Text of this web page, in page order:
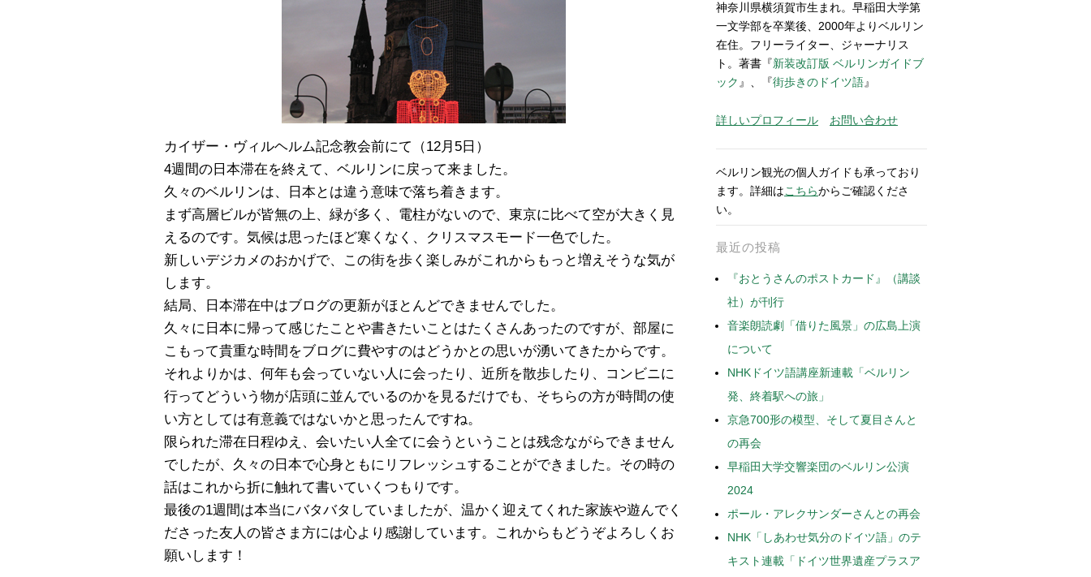
カイザー・ヴィルヘルム記念教会前にて（12月5日）
4週間の日本滞在を終えて、ベルリンに戻って来ました。
久々のベルリンは、日本とは違う意味で落ち着きます。
まず高層ビルが皆無の上、緑が多く、電柱がないので、東京に比べて空が大きく見
えるのです。気候は思ったほど寒くなく、クリスマスモード一色でした。
新しいデジカメのおかげで、この街を歩く楽しみがこれからもっと増えそうな気が
します。
結局、日本滞在中はブログの更新がほとんどできませんでした。
久々に日本に帰って感じたことや書きたいことはたくさんあったのですが、部屋に
こもって貴重な時間をブログに費やすのはどうかとの思いが湧いてきたからです。
それよりかは、何年も会っていない人に会ったり、近所を散歩したり、コンビニに
行ってどういう物が店頭に並んでいるのかを見るだけでも、そちらの方が時間の使
い方としては有意義ではないかと思ったんですね。
限られた滞在日程ゆえ、会いたい人全てに会うということは残念ながらできません
でしたが、久々の日本で心身ともにリフレッシュすることができました。その時の
話はこれから折に触れて書いていくつもりです。
最後の1週間は本当にバタバタしていましたが、温かく迎えてくれた家族や遊んでく
ださった友人の皆さま方には心より感謝しています。これからもどうぞよろしくお
願いします！
神奈川県横須賀市生まれ。早稲田大学第
一文学部を卒業後、2000年よりベルリン
在住。フリーライター、ジャーナリス
ト。著書『新装改訂版 ベルリンガイドブ
ック 』、『街歩きのドイツ語』
詳しいプロフィール お問い合わせ
ベルリン観光の個人ガイドも承っており
ます。詳細はこちらからご確認くださ
い。
最近の投稿
『おとうさんのポストカード』（講談
社）が刊行
音楽朗読劇「借りた風景」の広島上演
について
NHKドイツ語講座新連載「ベルリン
発、終着駅への旅」
京急700形の模型、そして夏目さんと
の再会
早稲田大学交響楽団のベルリン公演
2024
ポール・アレクサンダーさんとの再会
NHK「しあわせ気分のドイツ語」のテ
キスト連載「ドイツ世界遺産プラスア